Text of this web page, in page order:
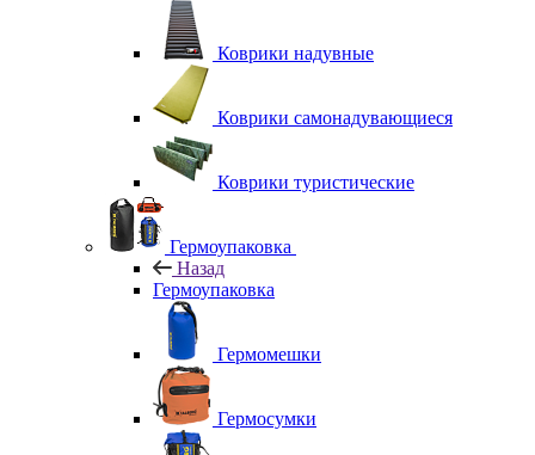
Коврики надувные
Коврики самонадувающиеся
Коврики туристические
Гермоупаковка
Назад
Гермоупаковка
Гермомешки
Гермосумки